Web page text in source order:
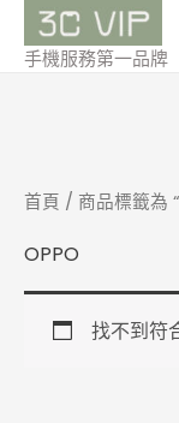
手機服務第一品牌
首頁 / 商品標籤為
OPPO
找不到符